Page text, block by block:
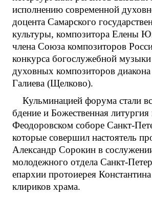
исполнению современной
доцента Самарского
культуры, композитора Елены
члена Союза композиторов
конкурса богослужебной
духовных композиторов
Галиева (Щелково).
Кульминацией форума стали
бдение и Божественная литургия
Феодоровском соборе Санкт-
которые совершил настоятель
Александр Сорокин в
молодежного отдела Санкт-
епархии протоиерея
клириков храма.